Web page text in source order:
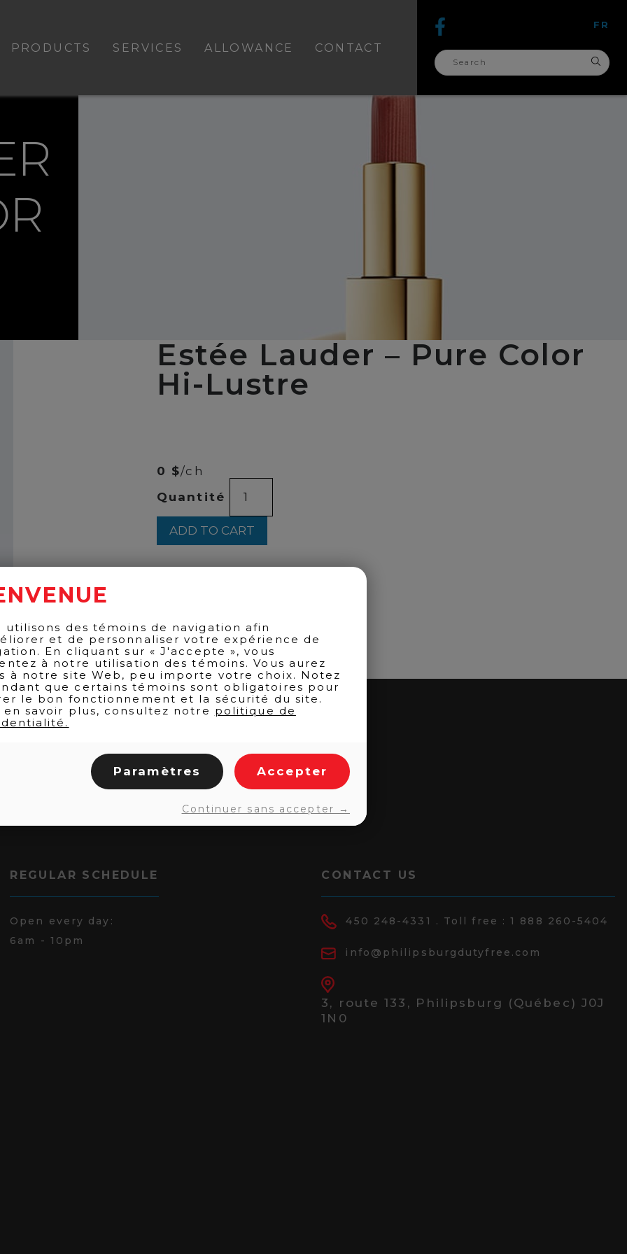
PRODUCTS SERVICES ALLOWANCE CONTACT
FR
search
for:
Estée Lauder – Pure Color
Hi-Lustre
0 $/ch
Quantité
Estée
Lauder
Pure
Color
Hi-
ADD TO CART
REGULAR SCHEDULE
Open every day:
6am - 10pm
CONTACT US
450 248-4331 . Toll free :1 888 260-5404
info@philipsburgdutyfree.com
3, route 133, Philipsburg (Québec) J0J
1N0
utilisons des témoins de navigation afin
et de personnaliser votre expérience de
En cliquant sur « J'accepte », vous
à notre utilisation des témoins. Vous aurez
à notre site Web, peu importe votre choix. Notez
que certains témoins sont obligatoires pour
le bon fonctionnement et la sécurité du site.
en savoir plus, consultez notre politique de
Paramètres Accepter
Continuer sans accepter →